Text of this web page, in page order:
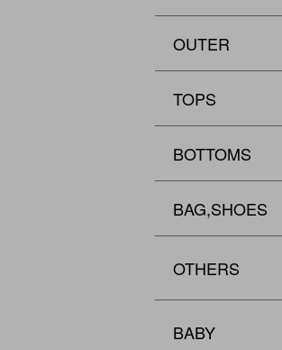
OUTER
TOPS
BOTTOMS
BAG,SHOES
OTHERS
BABY